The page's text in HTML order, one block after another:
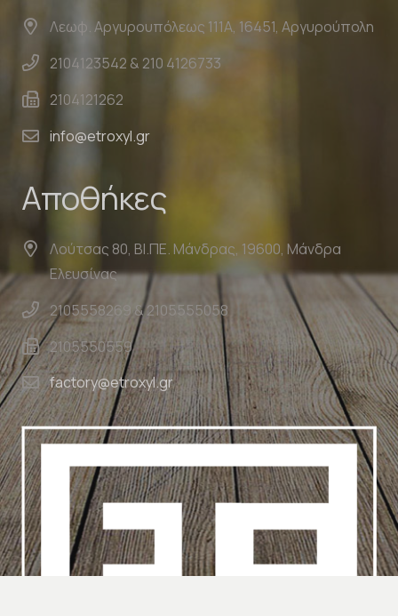
Λεωφ. Αργυρουπόλεως 111Α, 16451, Αργυρούπολη
2104123542 & 210 4126733
2104121262
info@etroxyl.gr
Αποθήκες
Λούτσας 80, ΒΙ.ΠΕ. Μάνδρας, 19600, Μάνδρα
Ελευσίνας
2105558269 & 2105555058
2105550559
factory@etroxyl.gr